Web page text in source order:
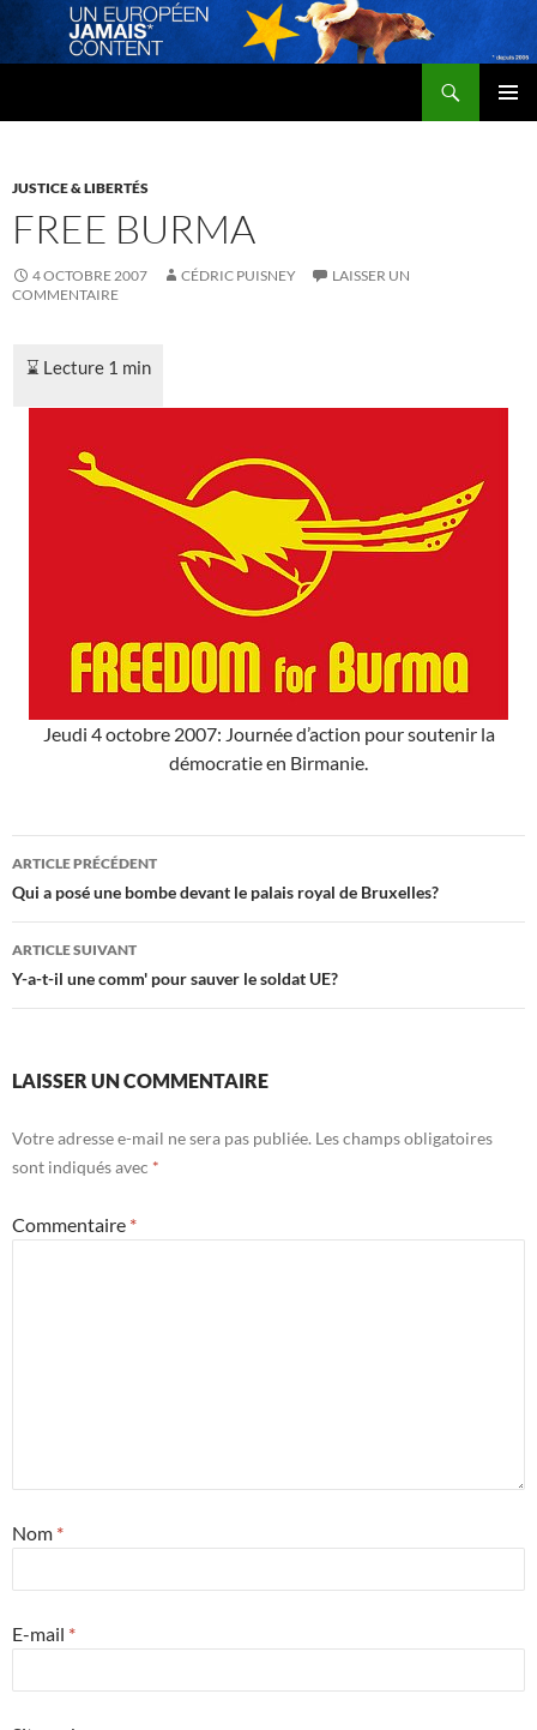
JUSTICE & LIBERTÉS
FREE BURMA
4 OCTOBRE 2007 CÉDRIC PUISNEY
LAISSER UN
COMMENTAIRE
Jeudi 4 octobre 2007: Journée d’action pour soutenir la
démocratie en Birmanie.
Navigation
des
articles
ARTICLE PRÉCÉDENT
Qui a posé une bombe devant le palais royal de Bruxelles?
ARTICLE SUIVANT
Y-a-t-il une comm' pour sauver le soldat UE?
LAISSER UN COMMENTAIRE
Votre adresse e-mail ne sera pas publiée. Les champs obligatoires
sont indiqués avec *
Commentaire *
Nom *
E-mail *